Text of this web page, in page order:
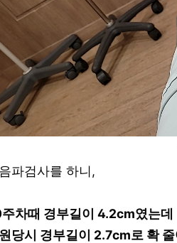
파검사를 하니,
차때 경부길이 4.2cm였는데
당시 경부길이 2.7cm로 확